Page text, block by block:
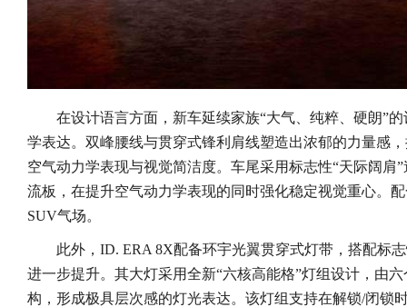
在设计语言方面，新车延续家族“大气、纯粹、硬朗”
学表达。双峰腰线与贯穿式锋利肩线塑造出浓郁的力量感
空气动力学表现与视觉简洁度。车尾采用标志性“天际阔肩
流板，在提升空气动力学表现的同时强化稳定视觉重心。
SUV气场。
此外，ID. ERA 8X配备环宇光翼贯穿式灯带，搭配标
进一步提升。其大灯采用全新“六核高能格”灯组设计，由
构，形成极具层次感的灯光表达。该灯组支持在解锁/闭锁